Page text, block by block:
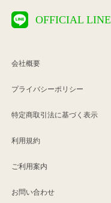
OFFICIAL LINE
会社概要
プライバシーポリシー
特定商取引法に基づく表示
利用規約
ご利用案内
お問い合わせ